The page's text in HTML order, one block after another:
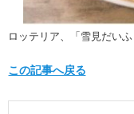
ロッテリア、「雪見だい
この記事へ戻る